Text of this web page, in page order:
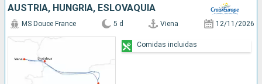
AUSTRIA, HUNGRÍA, ESLOVAQUIA
MS Douce France 5 d Viena 12/11/2026
Comidas incluidas